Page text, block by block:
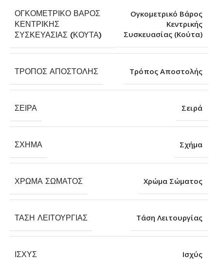
ΟΓΚΟΜΕΤΡΙΚΌ ΒΆΡΟΣ
ΚΕΝΤΡΙΚΉΣ
ΣΥΣΚΕΥΑΣΊΑΣ (ΚΟΎΤΑ)
Ογκομετρικό Βάρος
Κεντρικής
Συσκευασίας (Κούτα)
ΤΡΌΠΟΣ ΑΠΟΣΤΟΛΉΣ Τρόπος Αποστολής
ΣΕΙΡΆ Σειρά
ΣΧΉΜΑ Σχήμα
ΧΡΏΜΑ ΣΏΜΑΤΟΣ Χρώμα Σώματος
ΤΆΣΗ ΛΕΙΤΟΥΡΓΊΑΣ Τάση Λειτουργίας
ΙΣΧΎΣ Ισχύς